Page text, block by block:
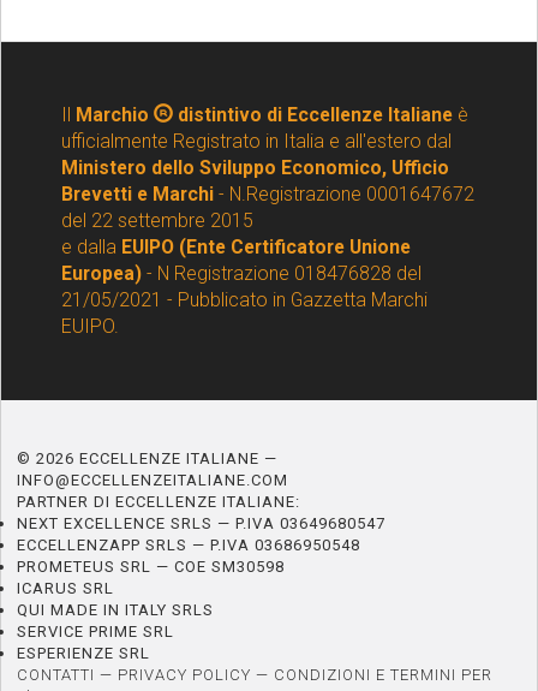
Il Marchio distintivo di Eccellenze Italianeè
ufficialmente Registrato in Italia e all'estero dal
Ministero dello Sviluppo Economico, Ufficio
Brevetti e Marchi - N.Registrazione 0001647672
del 22 settembre 2015
e dalla EUIPO (Ente Certificatore Unione
Europea) - N Registrazione 018476828 del
21/05/2021 - Pubblicato in Gazzetta Marchi
EUIPO.
© 2026 ECCELLENZE ITALIANE —
INFO@ECCELLENZEITALIANE.COM
PARTNER DI ECCELLENZE ITALIANE:
NEXT EXCELLENCE SRLS — P.IVA 03649680547
ECCELLENZAPP SRLS — P.IVA 03686950548
PROMETEUS SRL — COE SM30598
ICARUS SRL
QUI MADE IN ITALY SRLS
SERVICE PRIME SRL
ESPERIENZE SRL
CONTATTI — PRIVACY POLICY — CONDIZIONI E TERMINI PER